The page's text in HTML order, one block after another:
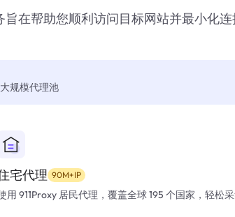
在帮助您顺利访问目标网站并最小化连
规模代理池
宅代理 90M+IP
用 911Proxy 居民代理，覆盖全球 195 个国家，轻松